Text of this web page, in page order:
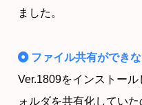
ました。
ファイル共有ができ
Ver.1809をインストー
ォルダを共有化してい